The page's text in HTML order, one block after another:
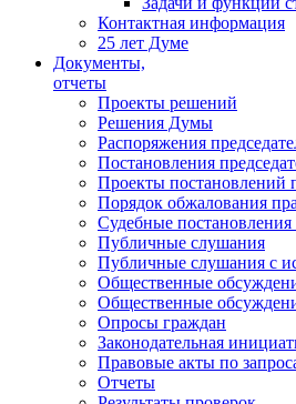
Контактная информация
25 лет Думе
Документы,
отчеты
Проекты решений
Решения Думы
Распоряжения
Постановления
Проекты постановлений
Порядок обжалования
Судебные
Публичные слушания
Публичные слушания с
Общественные
Общественные
Опросы граждан
Законодательная
Правовые акты по
Отчеты